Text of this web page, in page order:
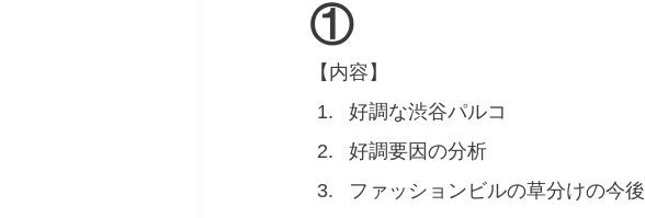
①
【内容】
好調な渋谷パルコ
好調要因の分析
ファッションビルの草分けの今後